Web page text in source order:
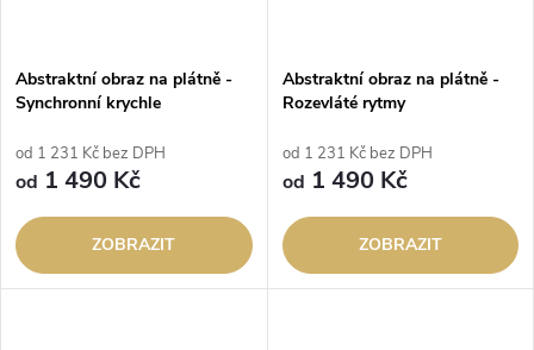
Abstraktní obraz na plátně -
Synchronní krychle
od 1 231 Kč bez DPH
od 1 490 Kč
ZOBRAZIT
Abstraktní obraz na plátně -
Rozevláté rytmy
od 1 231 Kč bez DPH
od 1 490 Kč
ZOBRAZIT